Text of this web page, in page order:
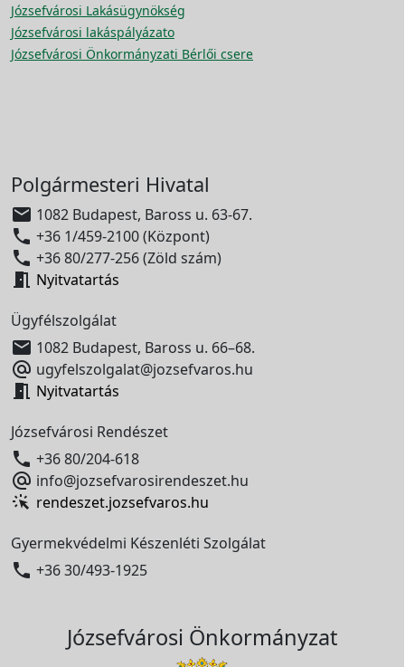
Józsefvárosi Lakásügynökség
Józsefvárosi lakáspályázato
Józsefvárosi Önkormányzati Bérlői csere
Polgármesteri Hivatal
 1082 Budapest, Baross u. 63-67.
 +36 1/459-2100 (Központ)
 +36 80/277-256 (Zöld szám)
 Nyitvatartás
Ügyfélszolgálat
 1082 Budapest, Baross u. 66–68.
 ugyfelszolgalat@jozsefvaros.hu
 Nyitvatartás
Józsefvárosi Rendészet
 +36 80/204-618
 info@jozsefvarosirendeszet.hu
rendeszet.jozsefvaros.hu
Gyermekvédelmi Készenléti Szolgálat
 +36 30/493-1925
Józsefvárosi Önkormányzat